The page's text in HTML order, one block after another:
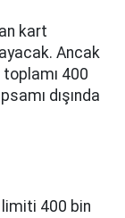
kart
Ancak
400
dışında
400 bin